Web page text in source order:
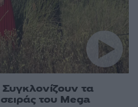
τα
του Mega